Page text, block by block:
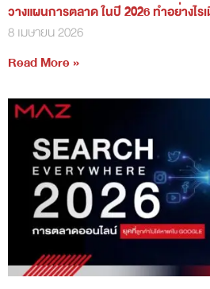
วางแผนการตลาด ในปี 2026 ทำอย่าง
8 เมษายน 2026
Read More »